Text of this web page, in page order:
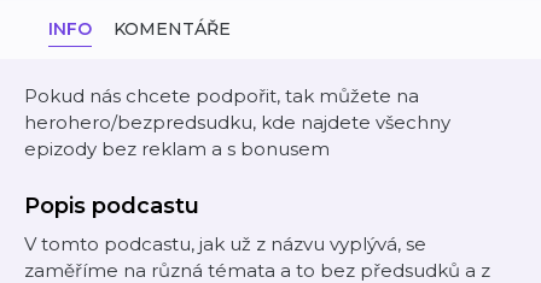
INFO KOMENTÁŘE
Pokud nás chcete podpořit, tak můžete na
herohero/bezpredsudku, kde najdete všechny
epizody bez reklam a s bonusem
Popis podcastu
V tomto podcastu, jak už z názvu vyplývá, se
zaměříme na různá témata a to bez předsudků a z